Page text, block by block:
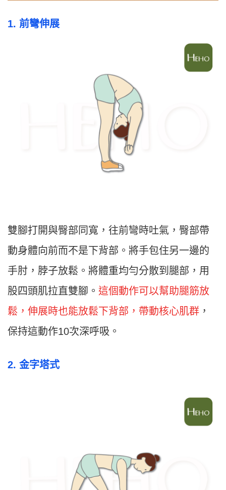
1. 前彎伸展
雙腳打開與臀部同寬，往前彎時吐氣，臀部帶
動身體向前而不是下背部。將手包住另一邊的
手肘，脖子放鬆。將體重均勻分散到腿部，用
股四頭肌拉直雙腳。 這個動作可以幫助腿筋放
鬆，伸展時也能放鬆下背部，帶動核心肌群 ，
保持這動作10次深呼吸。
2. 金字塔式